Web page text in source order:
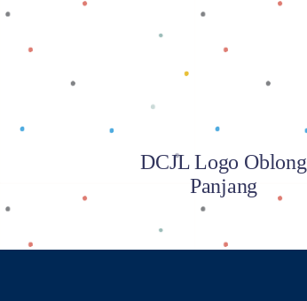
Baca selengkapnya
DCJL Logo Oblong
Panjang